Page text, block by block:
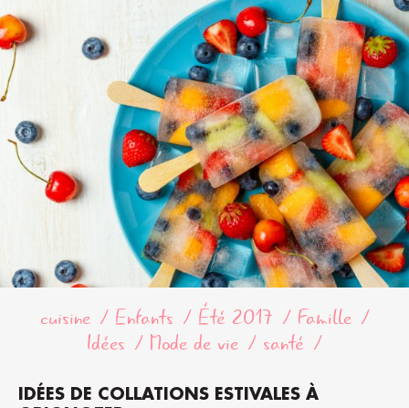
cuisine Enfants Été 2017
Famille
Idées
Mode de vie santé
IDÉES DE COLLATIONS ESTIVALES À